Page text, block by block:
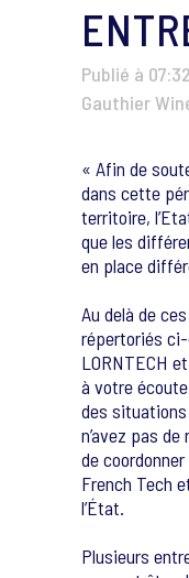
Publié à
Gauthier
« Afin de
dans cette
territoire,
que les
en place
Au delà de
répertoriés
LORNTECH
à votre
des
n’avez pas
de
French Tech
l’État.
Plusieurs